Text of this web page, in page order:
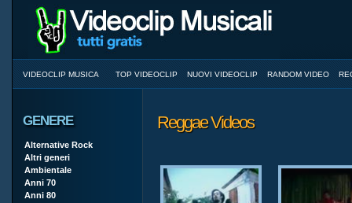
VIDEOCLIP MUSICA TOP VIDEOCLIP NUOVI VIDEOCLIP RANDOM VIDEO
GENERE
Alternative Rock
Altri generi
Ambientale
Anni 70
Anni 80
Reggae Videos